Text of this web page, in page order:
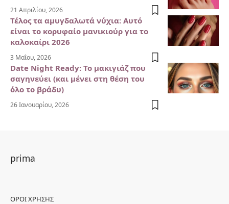
21 Απριλίου, 2026
Τέλος τα αμυγδαλωτά νύχια: Αυτό
είναι το κορυφαίο μανικιούρ για το
καλοκαίρι 2026
3 Μαΐου, 2026
Date Night Ready: Το μακιγιάζ που
σαγηνεύει (και μένει στη θέση του
όλο το βράδυ)
26 Ιανουαρίου, 2026
prima
ΌΡΟΙ ΧΡΉΣΗΣ